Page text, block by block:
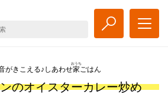
がきこえる♪しあわせ家
おうち
ごはん
のオイスターカレー炒め